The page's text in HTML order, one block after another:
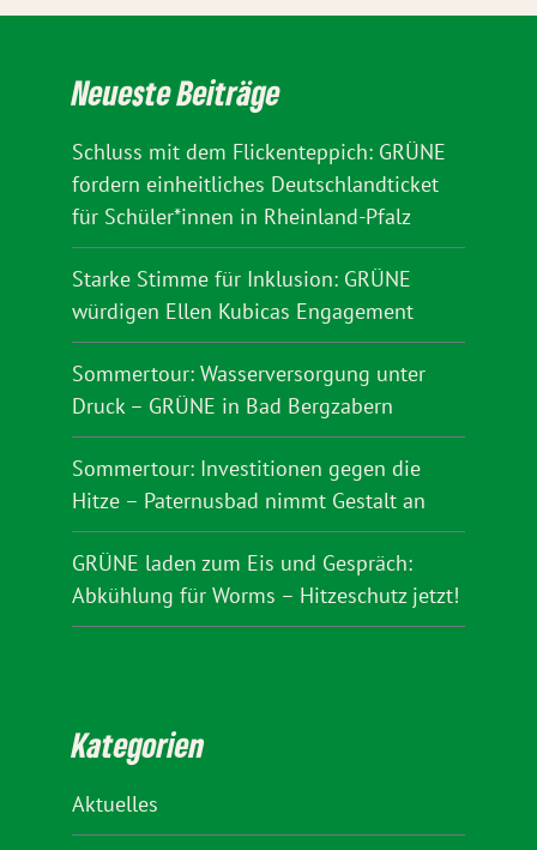
Neueste Beiträge
Schluss mit dem Flickenteppich: GRÜNE
fordern einheitliches Deutschlandticket
für Schüler*innen in Rheinland-Pfalz
Starke Stimme für Inklusion: GRÜNE
würdigen Ellen Kubicas Engagement
Sommertour: Wasserversorgung unter
Druck – GRÜNE in Bad Bergzabern
Sommertour: Investitionen gegen die
Hitze – Paternusbad nimmt Gestalt an
GRÜNE laden zum Eis und Gespräch:
Abkühlung für Worms – Hitzeschutz jetzt!
Kategorien
Aktuelles